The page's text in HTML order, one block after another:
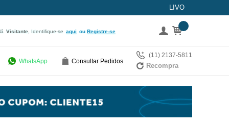
LIVO
Visitante , Identifique-se aqui Registre-se
WhatsApp Consultar Pedidos
(11) 2137-5811
Recompra